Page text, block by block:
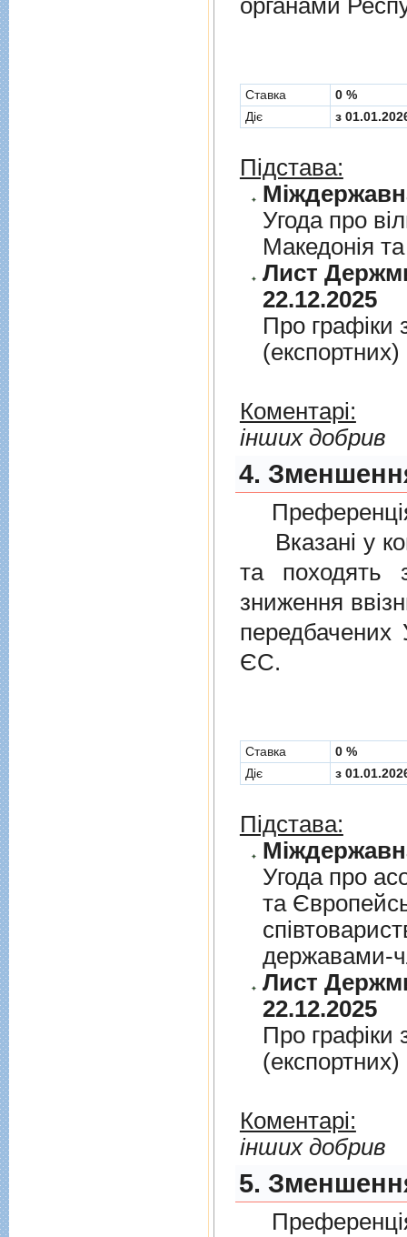
органами
Cтавка
0 %
Діє
з
Підстава:
Угода про
Македонiя
Лист
22.12.2025
Про графiки
Коментарі:
інших добрив
4.
Вказані у
та походять
зниження
передбачених
ЄС.
Cтавка
0 %
Діє
з
Підстава:
Угода про
та
державами-
Лист
22.12.2025
Про графiки
Коментарі:
інших добрив
5.